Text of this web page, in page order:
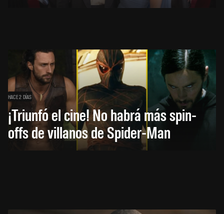
HACE 2 DÍAS
¡Triunfó el cine! No habrá más spin-
offs de villanos de Spider-Man